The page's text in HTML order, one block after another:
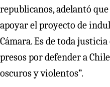
republicanos, adelantó que
apoyar el proyecto de
Cámara. Es de toda
presos por defender a
oscuros y violentos”.